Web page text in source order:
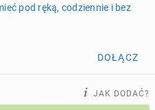
ogłoszeń
ogłoszeń online
pod ręką, codziennie i bez
DOŁĄCZ
JAK DODAĆ?